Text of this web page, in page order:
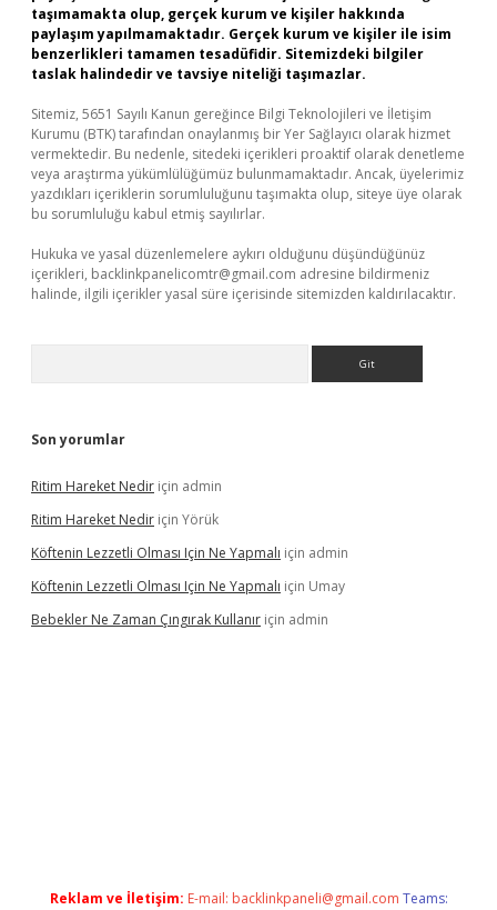
taşımamakta olup, gerçek kurum ve kişiler hakkında
paylaşım yapılmamaktadır. Gerçek kurum ve kişiler ile isim
benzerlikleri tamamen tesadüfidir. Sitemizdeki bilgiler
taslak halindedir ve tavsiye niteliği taşımazlar.
Sitemiz, 5651 Sayılı Kanun gereğince Bilgi Teknolojileri ve İletişim
Kurumu (BTK) tarafından onaylanmış bir Yer Sağlayıcı olarak hizmet
vermektedir. Bu nedenle, sitedeki içerikleri proaktif olarak denetleme
veya araştırma yükümlülüğümüz bulunmamaktadır. Ancak, üyelerimiz
yazdıkları içeriklerin sorumluluğunu taşımakta olup, siteye üye olarak
bu sorumluluğu kabul etmiş sayılırlar.
Hukuka ve yasal düzenlemelere aykırı olduğunu düşündüğünüz
içerikleri, backlinkpanelicomtr@gmail.com adresine bildirmeniz
halinde, ilgili içerikler yasal süre içerisinde sitemizden kaldırılacaktır.
Son yorumlar
Ritim Hareket Nedir için admin
Ritim Hareket Nedir için Yörük
Köftenin Lezzetli Olması Için Ne Yapmalı için admin
Köftenin Lezzetli Olması Için Ne Yapmalı için Umay
Bebekler Ne Zaman Çıngırak Kullanır için admin
Reklam ve İletişim: E-mail: backlinkpaneli@gmail.com Teams: